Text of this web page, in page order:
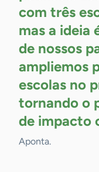
com três
mas a ideia
de nossos
ampliemos
escolas no
tornando o
de impacto
Aponta.